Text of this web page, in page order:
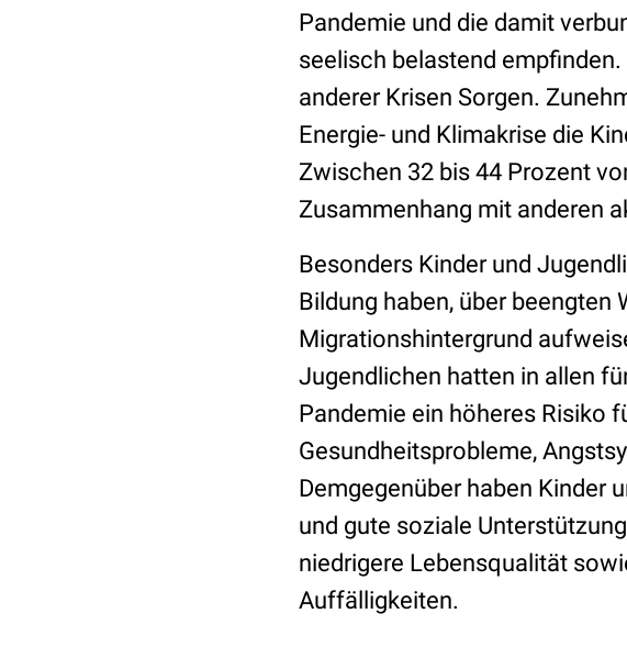
Pandemie und die damit
seelisch belastend
anderer Krisen Sorgen.
Energie- und Klimakrise die
Zwischen 32 bis 44 Prozent
Zusammenhang mit anderen
Besonders Kinder und
Bildung haben, über
Migrationshintergrund
Jugendlichen hatten in allen
Pandemie ein höheres Risiko
Gesundheitsprobleme,
Demgegenüber haben Kinder
und gute soziale
niedrigere Lebensqualität
Auffälligkeiten.